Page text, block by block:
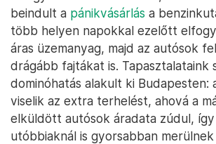
beindult a pánikvásárlás a
több helyen napokkal ezelőtt
áras üzemanyag, majd az autósok
drágább fajtákat is. Tapasztalataink
dominóhatás alakult ki Budapesten:
viselik az extra terhelést, ahová a
elküldött autósok áradata zúdul,
utóbbiaknál is gyorsabban